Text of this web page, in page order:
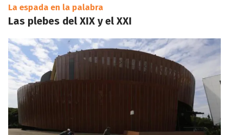
La espada en la palabra
Las plebes del XIX y el XXI